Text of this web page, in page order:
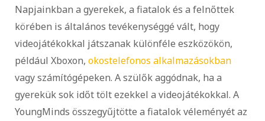
Napjainkban a gyerekek, a fiatalok és a felnőttek
körében is általános tevékenységgé vált, hogy
videojátékokkal játszanak különféle eszközökön,
például Xboxon, okostelefonos alkalmazásokban
vagy számítógépeken. A szülők aggódnak, ha a
gyerekük sok időt tölt ezekkel a videojátékokkal. A
YoungMinds összegyűjtötte a fiatalok véleményét az